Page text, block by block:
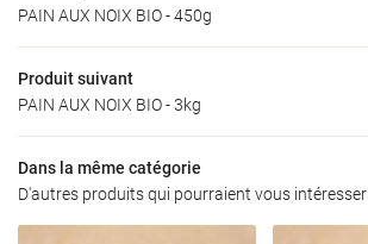
Actualités
Contact
PAIN AUX NOIX BIO - 450g
Produit suivant
PAIN AUX NOIX BIO - 3kg
Dans la même catégorie
D'autres produits qui pourraient vous intéresser